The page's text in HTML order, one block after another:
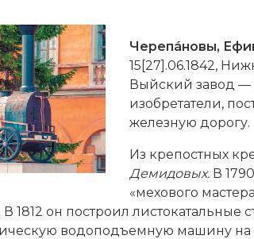
Черепáновы,
15[27].06.1842,
Выйский завод —
изобретатели,
железную дорогу.
Из крепостных
Демидовых. В
«мехового
1812 он построил
водоподъемную машину на